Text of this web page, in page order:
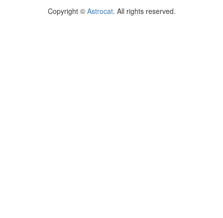
Copyright © Astrocat. All rights reserved.